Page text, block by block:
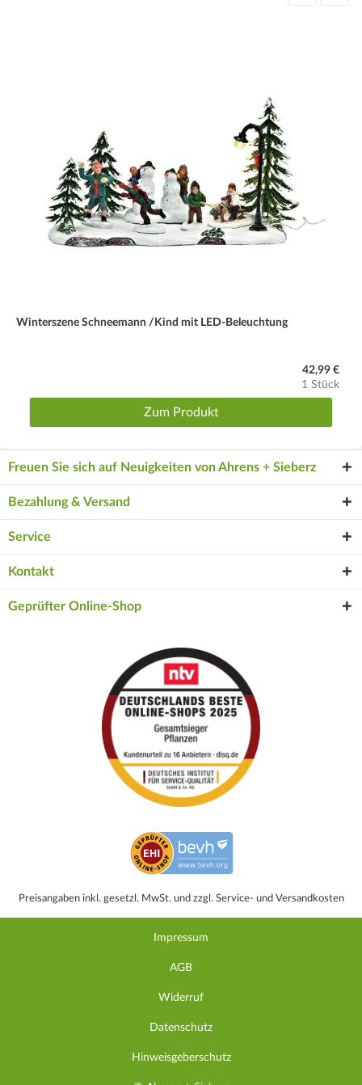
Winterszene Schneemann /Kind mit LED-Beleuchtung
42,99 €
1 Stück
Zum Produkt
Freuen Sie sich auf Neuigkeiten von Ahrens + Sieberz
Bezahlung & Versand
Service
Kontakt
Geprüfter Online-Shop
Preisangaben inkl. gesetzl. MwSt. und zzgl. Service- und Versandkosten
Impressum
AGB
Widerruf
Datenschutz
Hinweisgeberschutz